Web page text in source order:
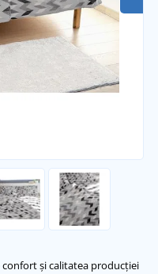
confort și calitatea producției